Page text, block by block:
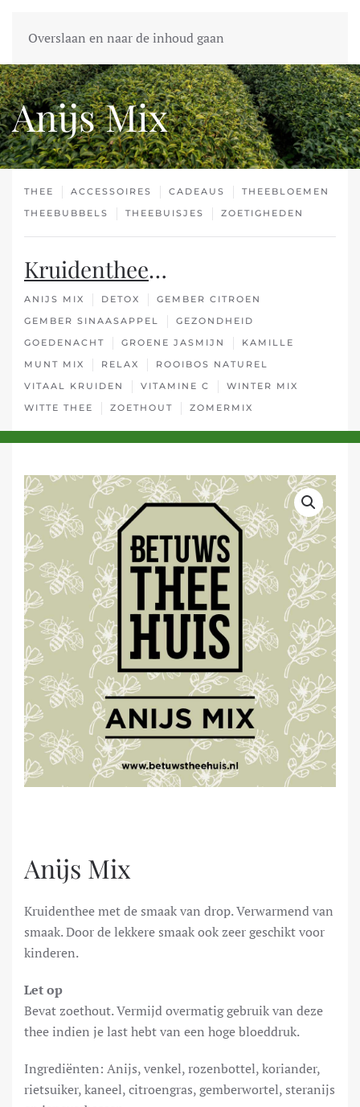
Overslaan en naar de inhoud gaan
Anijs Mix
THEE ACCESSOIRES CADEAUS
THEEBLOEMEN
THEEBUBBELS
THEEBUISJES ZOETIGHEDEN
Kruidenthee…
ANIJS MIX DETOX
GEMBER CITROEN
GEMBER SINAASAPPEL
GEZONDHEID
GOEDENACHT
GROENE JASMIJN
KAMILLE
MUNT MIX
RELAX
ROOIBOS NATUREL
VITAAL KRUIDEN
VITAMINE C
WINTER MIX
WITTE THEE
ZOETHOUT ZOMERMIX
Anijs Mix
Kruidenthee met de smaak van drop. Verwarmend van
smaak. Door de lekkere smaak ook zeer geschikt voor
kinderen.
Let op
Bevat zoethout. Vermijd overmatig gebruik van deze
thee indien je last hebt van een hoge bloeddruk.
Ingrediënten: Anijs, venkel, rozenbottel, koriander,
rietsuiker, kaneel, citroengras, gemberwortel, steranijs